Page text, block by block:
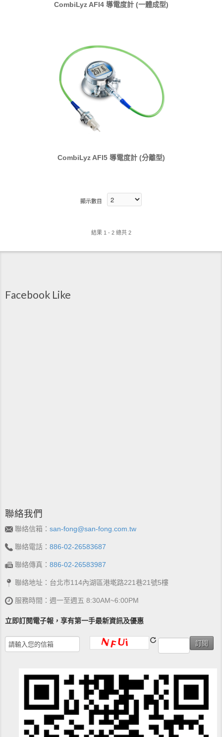
CombiLyz AFI4 導電度計 (一體成型)
CombiLyz AFI5 導電度計 (分離型)
顯示數目
結果 1 - 2 總共 2
Facebook Like
聯絡我們
聯絡信箱： san-fong@san-fong.com.tw
聯絡電話： 886-02-26583687
聯絡傳真： 886-02-26583987
聯絡地址：台北市114內湖區港墘路221巷21號5樓
服務時間：週一至週五 8:30AM~6:00PM
立即訂閱電子報，享有第一手最新資訊及優惠